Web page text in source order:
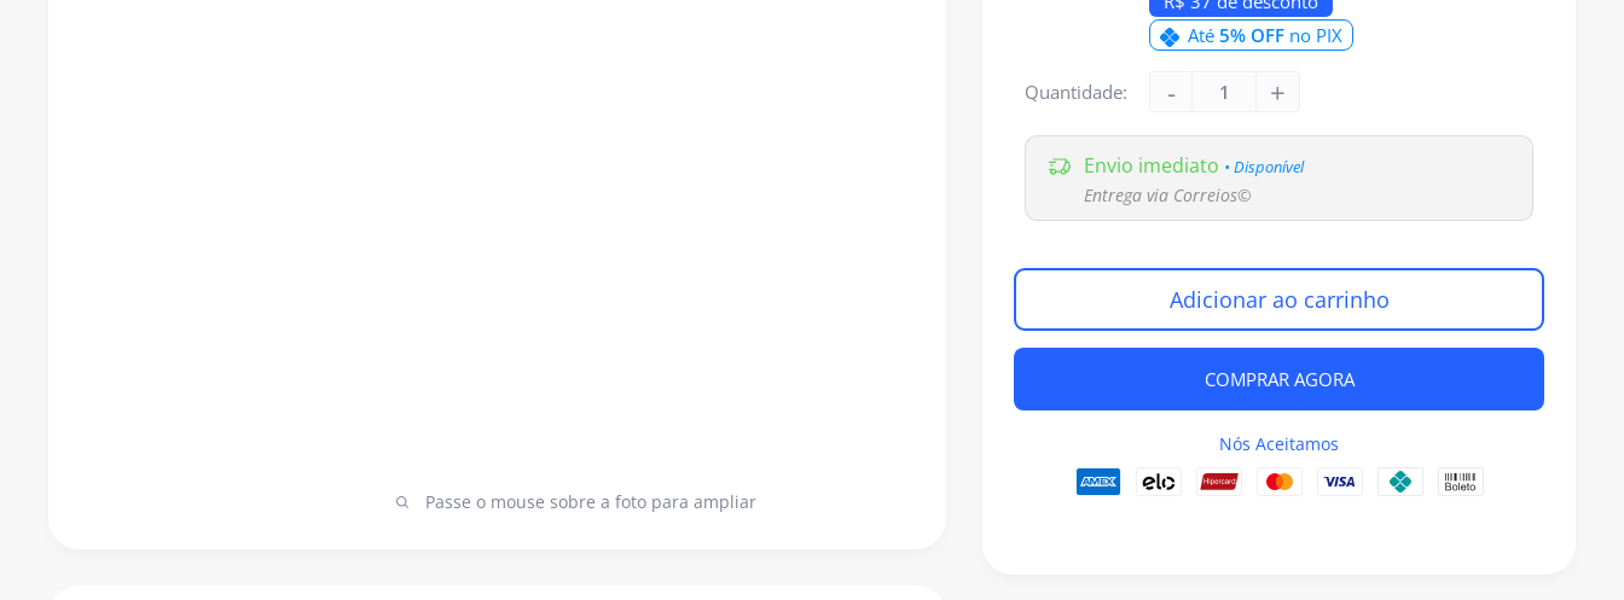
Passe o mouse sobre a foto para ampliar
Até5% OFF no PIX
Quantidade:
Envio imediato • Disponível
Entrega via Correios©
Adicionar ao carrinho
COMPRAR AGORA
Nós Aceitamos